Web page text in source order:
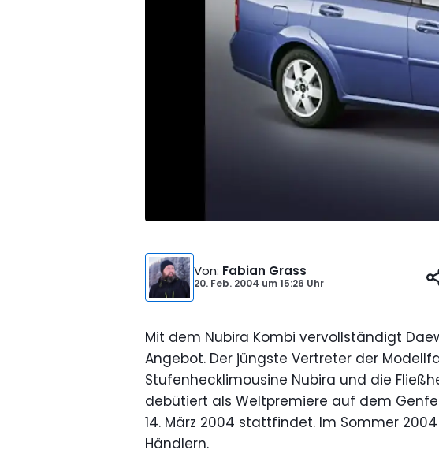
Von: Fabian Grass
20. Feb. 2004 um15:26 Uhr
Mit dem Nubira Kombi vervollständigt
Angebot. Der jüngste Vertreter der
Stufenhecklimousine Nubira und die
debütiert als Weltpremiere auf dem
14. März 2004 stattfindet. Im Sommer
Händlern.